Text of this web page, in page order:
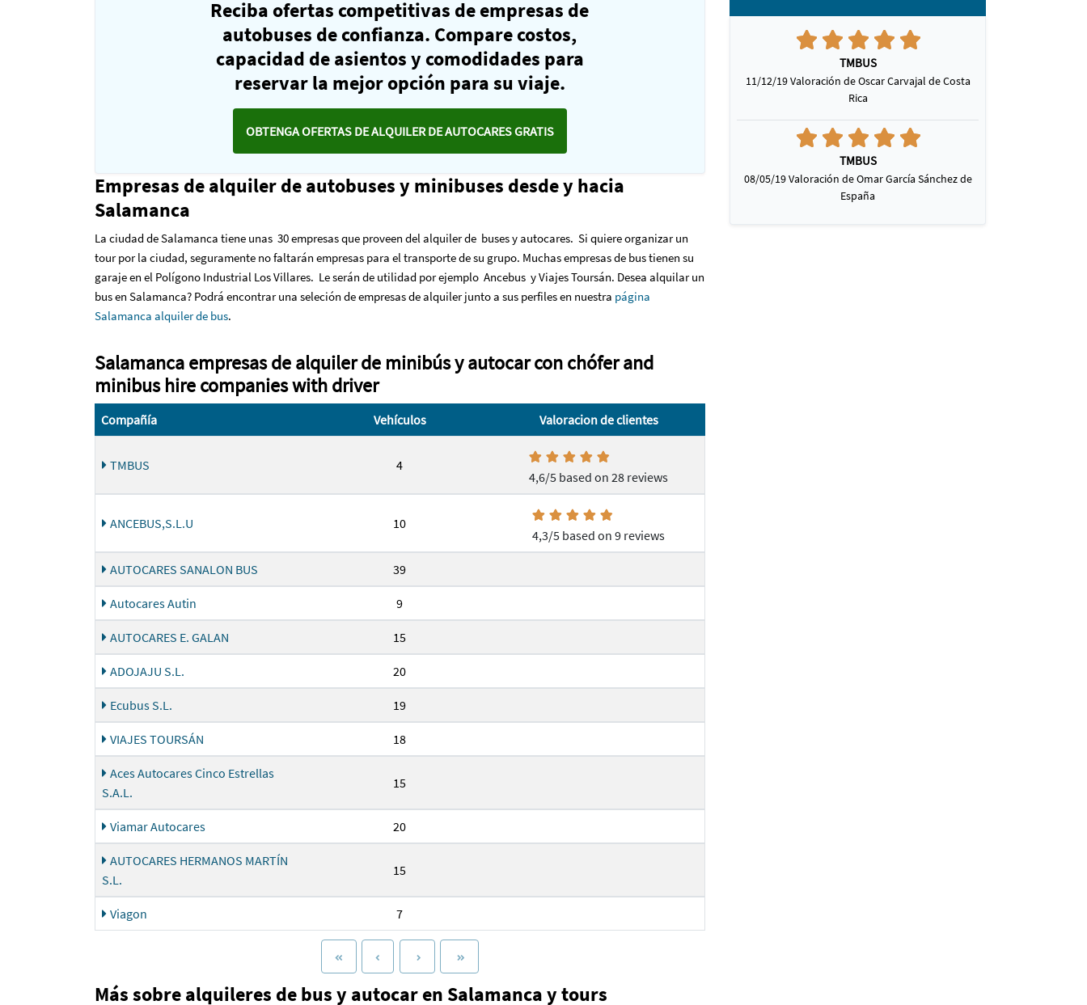
Reciba ofertas competitivas de empresas de
autobuses de confianza. Compare costos,
capacidad de asientos y comodidades para
reservar la mejor opción para su viaje.
OBTENGA OFERTAS DE ALQUILER DE AUTOCARES GRATIS
Empresas de alquiler de autobuses y minibuses desde y hacia
Salamanca
La ciudad de Salamanca tiene unas 30 empresas que proveen del alquiler de buses y autocares. Si quiere organizar un
tour por la ciudad, seguramente no faltarán empresas para el transporte de su grupo. Muchas empresas de bus tienen su
garaje en el Polígono Industrial Los Villares. Le serán de utilidad por ejemplo Ancebus y Viajes Toursán. Desea alquilar un
bus en Salamanca? Podrá encontrar una seleción de empresas de alquiler junto a sus perfiles en nuestra página
Salamanca alquiler de bus.
Salamanca empresas de alquiler de minibús y autocar con chófer and
minibus hire companies with driver
Compañía Vehículos Valoracion de clientes
TMBUS 4
4,6/5 based on 28 reviews
ANCEBUS,S.L.U 10
4,3/5 based on 9 reviews
AUTOCARES SANALON BUS 39
Autocares Autin 9
AUTOCARES E. GALAN 15
ADOJAJU S.L. 20
Ecubus S.L. 19
VIAJES TOURSÁN 18
Aces Autocares Cinco Estrellas
S.A.L.
15
Viamar Autocares 20
AUTOCARES HERMANOS MARTÍN
S.L.
15
Viagon 7
Más sobre alquileres de bus y autocar en Salamanca y tours
TMBUS
11/12/19 Valoración de Oscar Carvajal de Costa
Rica
TMBUS
08/05/19 Valoración de Omar García Sánchez de
España